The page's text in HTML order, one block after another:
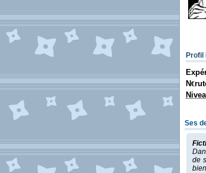
Profil
N€
Ses
de